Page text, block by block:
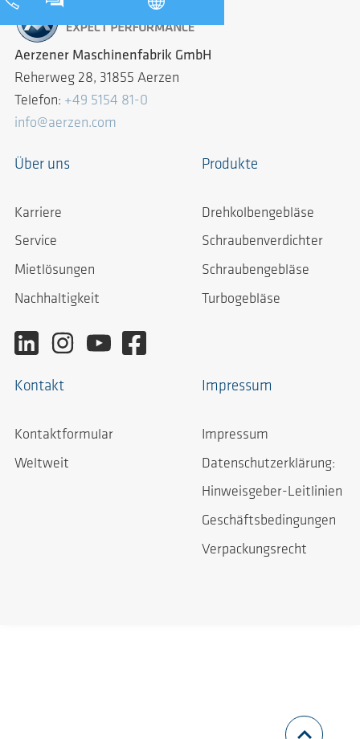
Aerzener Maschinenfabrik GmbH
Reherweg 28, 31855 Aerzen
Telefon: +49 5154 81-0
info@aerzen.com
Über uns
Karriere
Service
Mietlösungen
Nachhaltigkeit
Produkte
Drehkolbengebläse
Schraubenverdichter
Schraubengebläse
Turbogebläse
Kontakt
Kontaktformular
Weltweit
Impressum
Impressum
Datenschutzerklärung:
Hinweisgeber-Leitlinien
Geschäftsbedingungen
Verpackungsrecht